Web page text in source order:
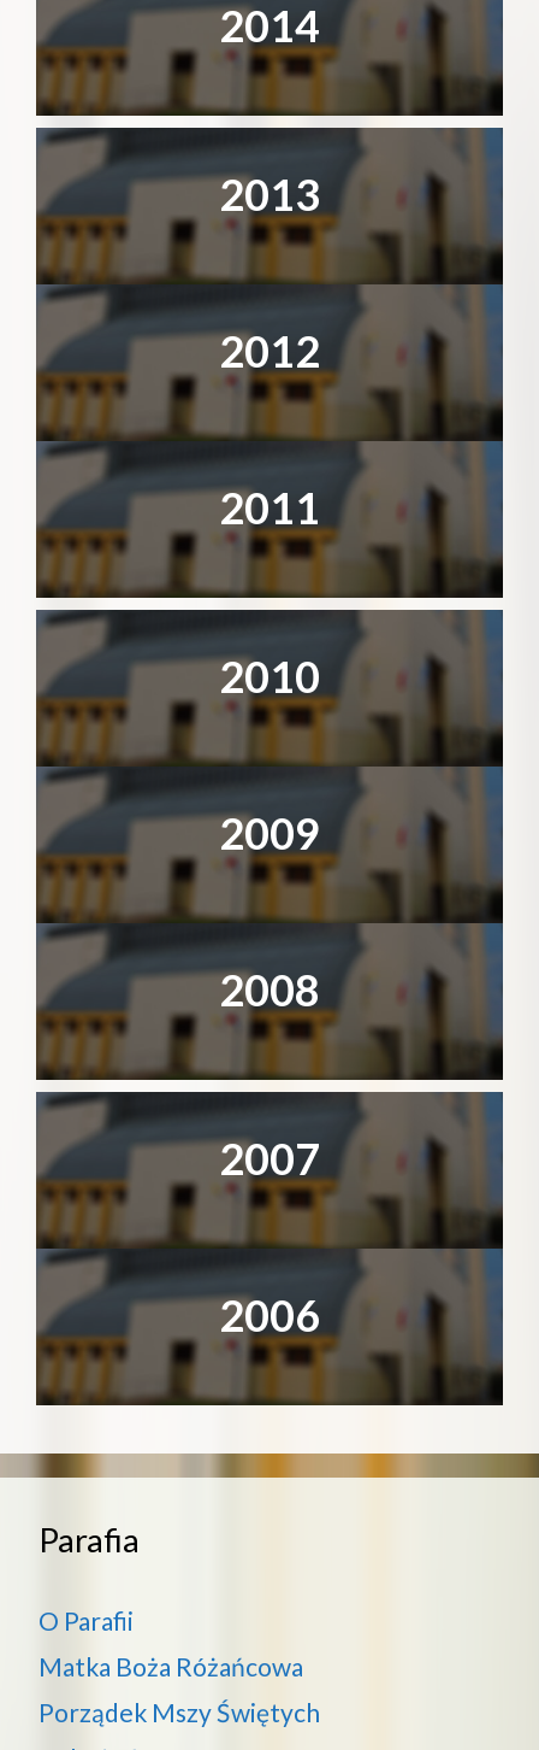
2014
2013
2012
2011
2010
2009
2008
2007
2006
Parafia
O Parafii
Matka Boża Różańcowa
Porządek Mszy Świętych